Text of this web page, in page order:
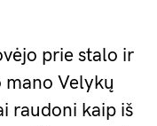
prie stalo ir
Velykų
raudoni kaip iš